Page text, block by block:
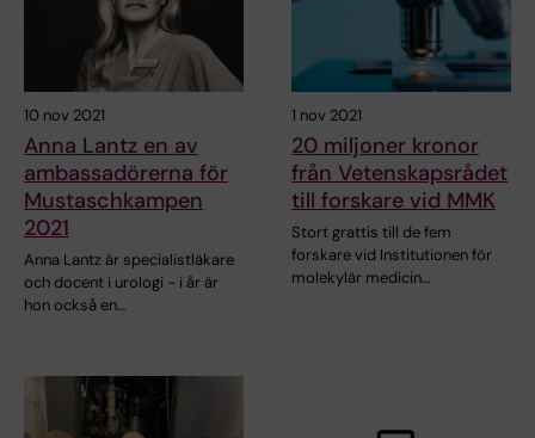
10 nov 2021
Anna Lantz en av
ambassadörerna för
Mustaschkampen
2021
Anna Lantz är specialistläkare
och docent i urologi - i år är
hon också en…
1 nov 2021
20 miljoner kronor
från Vetenskapsrådet
till forskare vid MMK
Stort grattis till de fem
forskare vid Institutionen för
molekylär medicin…